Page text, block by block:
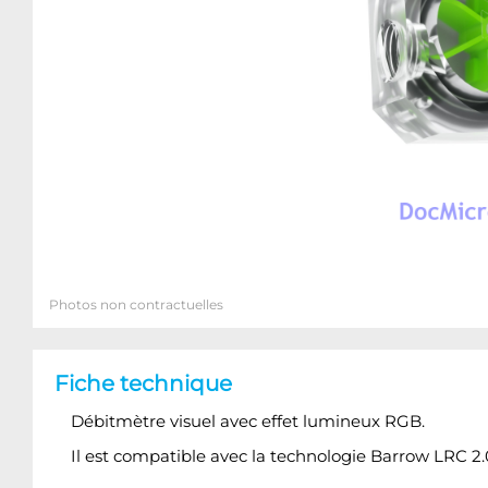
Photos non contractuelles
Fiche technique
Débitmètre visuel avec effet lumineux RGB.
Il est compatible avec la technologie Barrow LRC